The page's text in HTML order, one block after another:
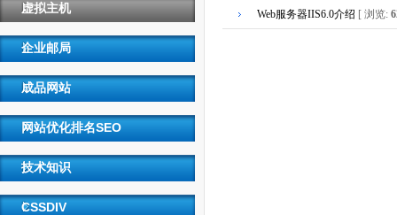
虚拟主机
企业邮局
成品网站
网站优化排名SEO
技术知识
CSSDIV
Web服务器IIS6.0介绍 [ 浏览: